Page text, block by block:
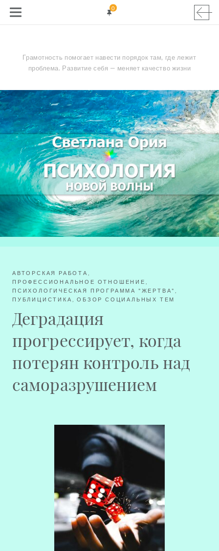
0
Грамотность помогает навести порядок там, где лежит
проблема. Развитие себя — меняет качество жизни
АВТОРСКАЯ РАБОТА
ПРОФЕССИОНАЛЬНОЕ ОТНОШЕНИЕ
ПСИХОЛОГИЧЕСКАЯ ПРОГРАММА "ЖЕРТВА"
ПУБЛИЦИСТИКА, ОБЗОР СОЦИАЛЬНЫХ ТЕМ
Деградация
прогрессирует, когда
потерян контроль над
саморазрушением